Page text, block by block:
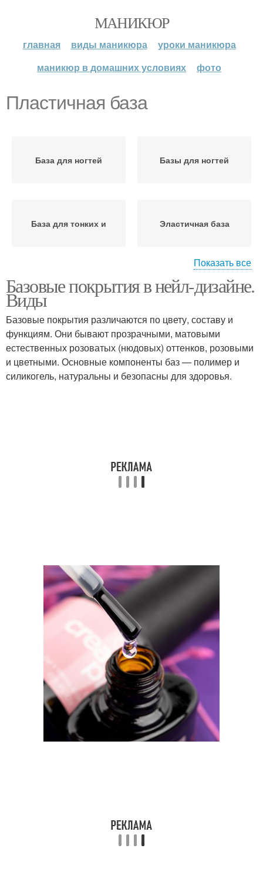
МАНИКЮР
главная виды маникюра
уроки маникюра
маникюр в домашних условиях
фото
Пластичная база
База для ногтей Базы для ногтей
База для тонких и Эластичная база
База под гель-лак Твердая база
База без укрепления Гипоаллергенные базы
Показать все
Базовые покрытия в нейл-дизайне.
Виды
Базовые покрытия различаются по цвету, составу и
функциям. Они бывают прозрачными, матовыми
естественных розоватых (нюдовых) оттенков, розовыми
и цветными. Основные компоненты баз — полимер и
силикогель, натуральны и безопасны для здоровья.